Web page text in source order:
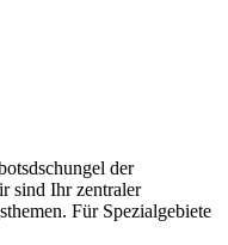
der
sind Ihr zentraler
Für Spezialgebiete